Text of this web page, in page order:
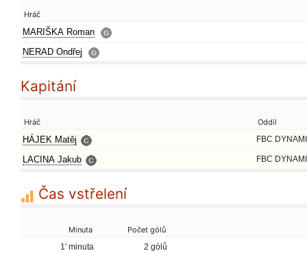
Hráč
MARIŠKA Roman
NERAD Ondřej
Kapitání
Hráč Oddil
HÁJEK Matěj FBC
LACINA Jakub FBC
Čas vstřelení
Minuta
Počet gólů
1' minuta
2 gólů